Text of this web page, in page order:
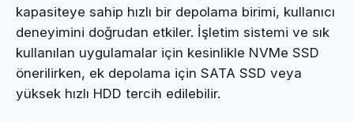
kapasiteye sahip hızlı bir depolama birimi, kullanıcı
deneyimini doğrudan etkiler. İşletim sistemi ve sık
kullanılan uygulamalar için kesinlikle NVMe SSD
önerilirken, ek depolama için SATA SSD veya
yüksek hızlı HDD tercih edilebilir.